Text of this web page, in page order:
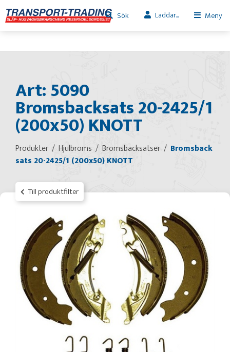
Sök Laddar... Meny
Art: 5090
Bromsbacksats 20-2425/1
(200x50) KNOTT
Produkter Hjulbroms Bromsbacksatser
Bromsback
sats 20-2425/1 (200x50) KNOTT
Till produktfilter